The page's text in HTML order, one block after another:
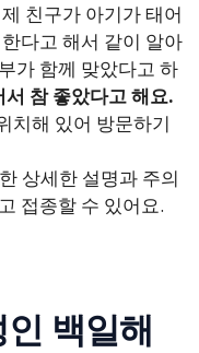
친구가 아기가 태어
다고 해서 같이 알아
가 함께 맞았다고 하
참 좋았다고 해요.
치해 있어 방문하기
상세한 설명과 주의
접종할 수 있어요.
백일해